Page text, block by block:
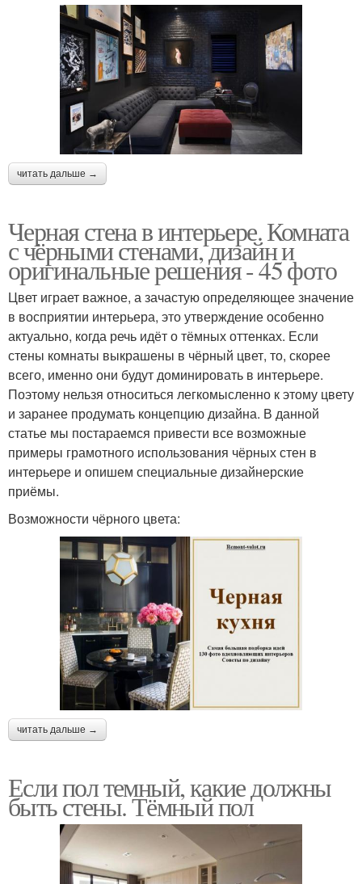
читать дальше →
Черная стена в интерьере. Комната
с чёрными стенами, дизайн и
оригинальные решения - 45 фото
Цвет играет важное, а зачастую определяющее значение
в восприятии интерьера, это утверждение особенно
актуально, когда речь идёт о тёмных оттенках. Если
стены комнаты выкрашены в чёрный цвет, то, скорее
всего, именно они будут доминировать в интерьере.
Поэтому нельзя относиться легкомысленно к этому цвету
и заранее продумать концепцию дизайна. В данной
статье мы постараемся привести все возможные
примеры грамотного использования чёрных стен в
интерьере и опишем специальные дизайнерские
приёмы.
Возможности чёрного цвета:
читать дальше →
Если пол темный, какие должны
быть стены. Тёмный пол